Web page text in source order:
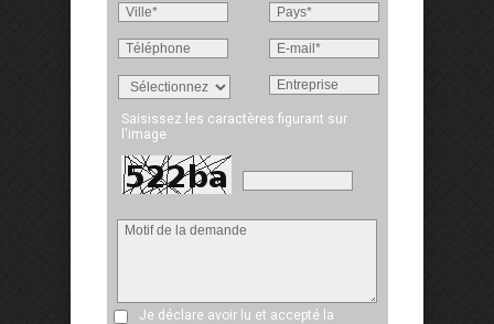
Saisissez les caractères figurant sur
l'image
Je déclare avoir lu et accepté la